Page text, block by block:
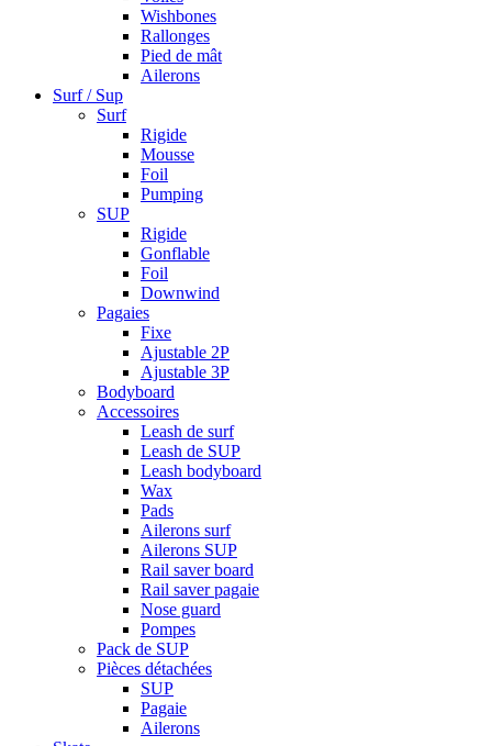
Wishbones
Rallonges
Pied de mât
Ailerons
Surf / Sup
Surf
Rigide
Mousse
Foil
Pumping
SUP
Rigide
Gonflable
Foil
Downwind
Pagaies
Fixe
Ajustable 2P
Ajustable 3P
Bodyboard
Accessoires
Leash de surf
Leash de SUP
Leash bodyboard
Wax
Pads
Ailerons surf
Ailerons SUP
Rail saver board
Rail saver pagaie
Nose guard
Pompes
Pack de SUP
Pièces détachées
SUP
Pagaie
Ailerons